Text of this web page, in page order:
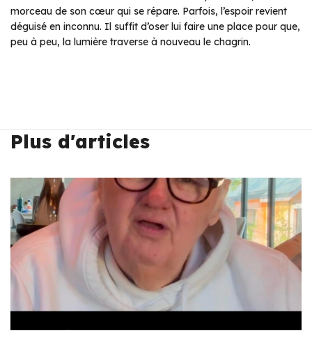
morceau de son cœur qui se répare. Parfois, l’espoir revient
déguisé en inconnu. Il suffit d’oser lui faire une place pour que,
peu à peu, la lumière traverse à nouveau le chagrin.
Plus d'articles